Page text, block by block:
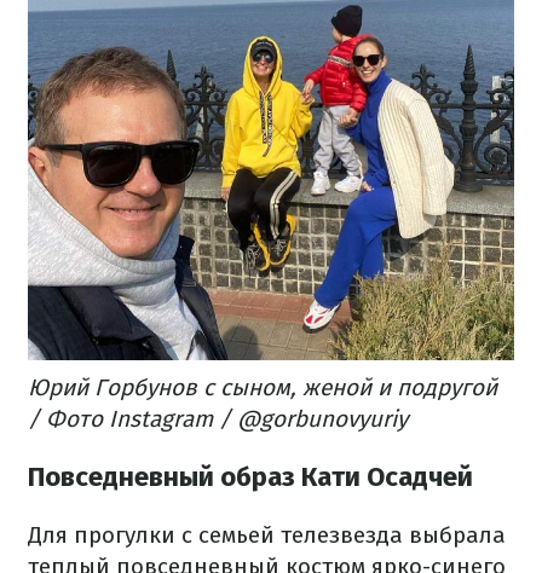
Юрий Горбунов с сыном, женой и подругой
/ Фото Instagram / @gorbunovyuriy
Повседневный образ Кати Осадчей
Для прогулки с семьей телезвезда выбрала
теплый повседневный костюм ярко-синего